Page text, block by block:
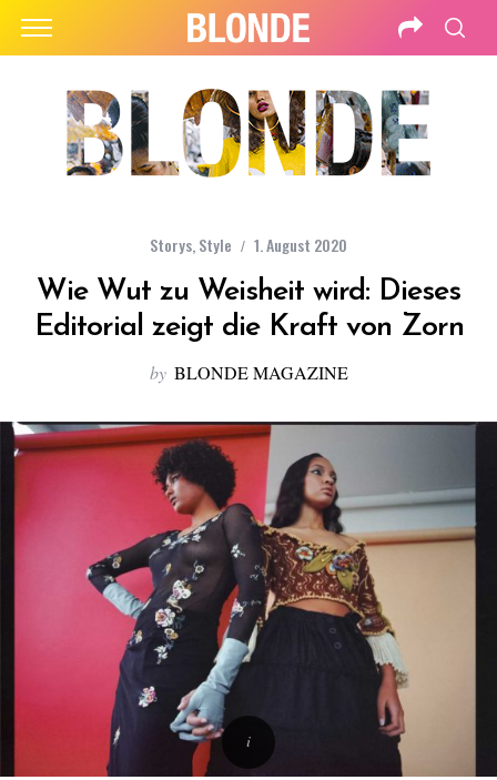
Storys,Style 1. August 2020
Wie Wut zu Weisheit wird: Dieses
Editorial zeigt die Kraft von Zorn
by BLONDE MAGAZINE